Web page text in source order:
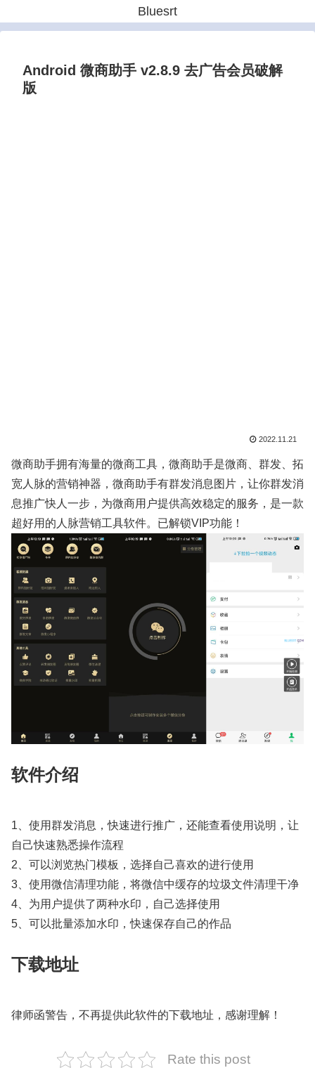
Bluesrt
Android 微商助手 v2.8.9 去广告会员破解
版
2022.11.21
微商助手拥有海量的微商工具，微商助手是微商、群发、拓
宽人脉的营销神器，微商助手有群发消息图片，让你群发消
息推广快人一步，为微商用户提供高效稳定的服务，是一款
超好用的人脉营销工具软件。已解锁VIP功能！
软件介绍
1、使用群发消息，快速进行推广，还能查看使用说明，让
自己快速熟悉操作流程
2、可以浏览热门模板，选择自己喜欢的进行使用
3、使用微信清理功能，将微信中缓存的垃圾文件清理干净
4、为用户提供了两种水印，自己选择使用
5、可以批量添加水印，快速保存自己的作品
下载地址
律师函警告，不再提供此软件的下载地址，感谢理解！
Rate this post